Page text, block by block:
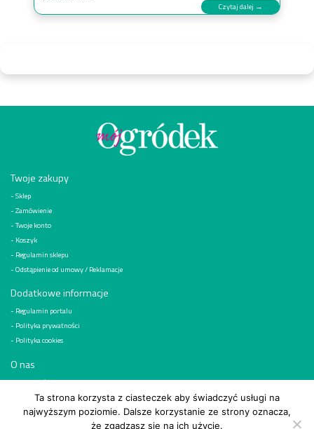
Czytaj dalej →
Twoje zakupy
Sklep
Zamówienie
Twoje konto
Koszyk
Regulamin sklepu
Odstąpienie od umowy / Reklamacje
Dodatkowe informacje
Regulamin portalu
Polityka prywatności
Polityka cookies
O nas
Kim jesteśmy
Reklama
Kontakt
Ta strona korzysta z ciasteczek aby świadczyć usługi na
najwyższym poziomie. Dalsze korzystanie ze strony oznacza,
że zgadzasz się na ich użycie.